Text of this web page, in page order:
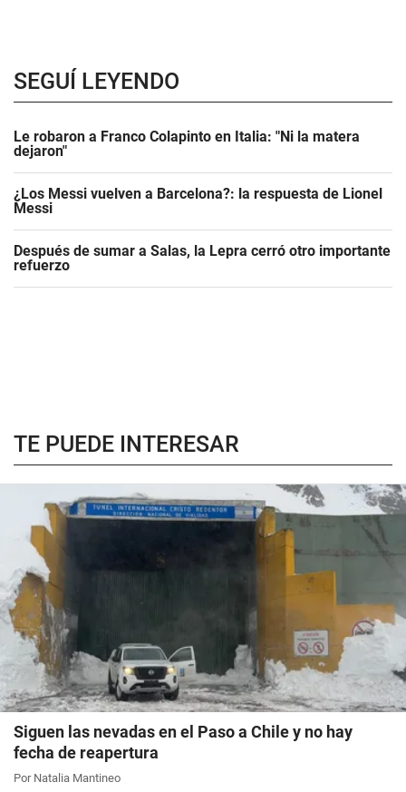
SEGUÍ LEYENDO
Le robaron a Franco Colapinto en Italia: "Ni la matera
dejaron"
¿Los Messi vuelven a Barcelona?: la respuesta de Lionel
Messi
Después de sumar a Salas, la Lepra cerró otro importante
refuerzo
TE PUEDE INTERESAR
Siguen las nevadas en el Paso a Chile y no hay
fecha de reapertura
Por Natalia Mantineo